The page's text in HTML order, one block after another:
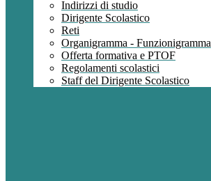
Indirizzi di studio
Dirigente Scolastico
Reti
Organigramma - Funzionigramma
Offerta formativa e PTOF
Regolamenti scolastici
Staff del Dirigente Scolastico